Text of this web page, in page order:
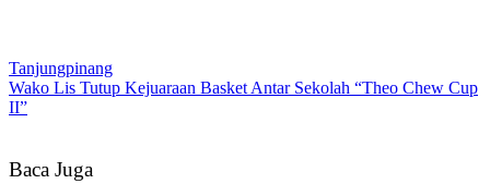
Tanjungpinang
Wako Lis Tutup Kejuaraan Basket Antar Sekolah “Theo Chew Cup
II”
Baca Juga